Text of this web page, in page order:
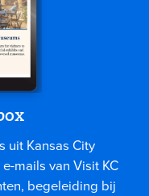
uit Kansas City
mails van Visit KC
begeleiding bij